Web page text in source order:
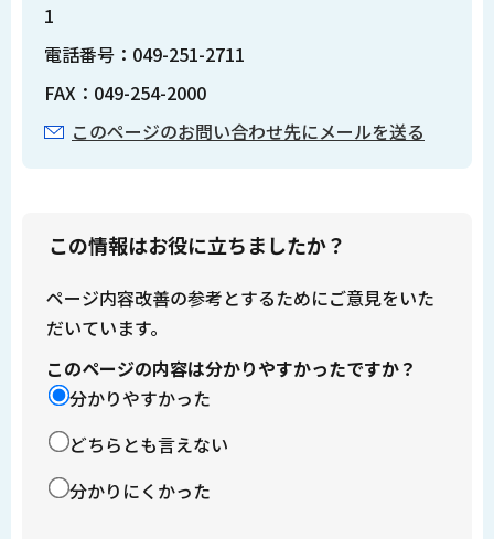
1
電話番号：049-251-2711
FAX：049-254-2000
このページのお問い合わせ先にメールを送る
この情報はお役に立ちましたか？
ページ内容改善の参考とするためにご意見をいた
だいています。
このページの内容は分かりやすかったですか？
分かりやすかった
どちらとも言えない
分かりにくかった